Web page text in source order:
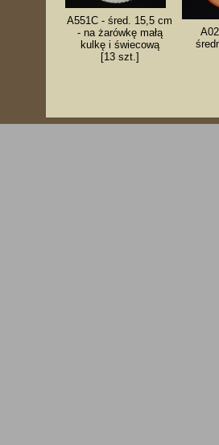
A551C - śred. 15,5 cm
- na żarówkę małą
kulkę i świecową
[13 szt.]